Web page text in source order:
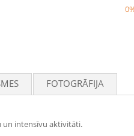
FOTOGRĀFIJA
un intensīvu aktivitāti.